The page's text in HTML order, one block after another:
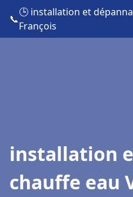
📞
🕒 installation et
François
installation
chauffe eau